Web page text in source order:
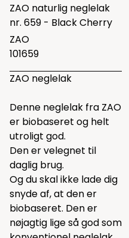
ZAO naturlig neglelak
nr. 659 - Black Cherry
ZAO
101659
ZAO neglelak
Denne neglelak fra ZAO
er biobaseret og helt
utroligt god.
Den er velegnet til
daglig brug.
Og du skal ikke lade dig
snyde af, at den er
biobaseret. Den er
nøjagtig lige så god som